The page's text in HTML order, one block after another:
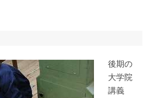
後期の
大学院
講義